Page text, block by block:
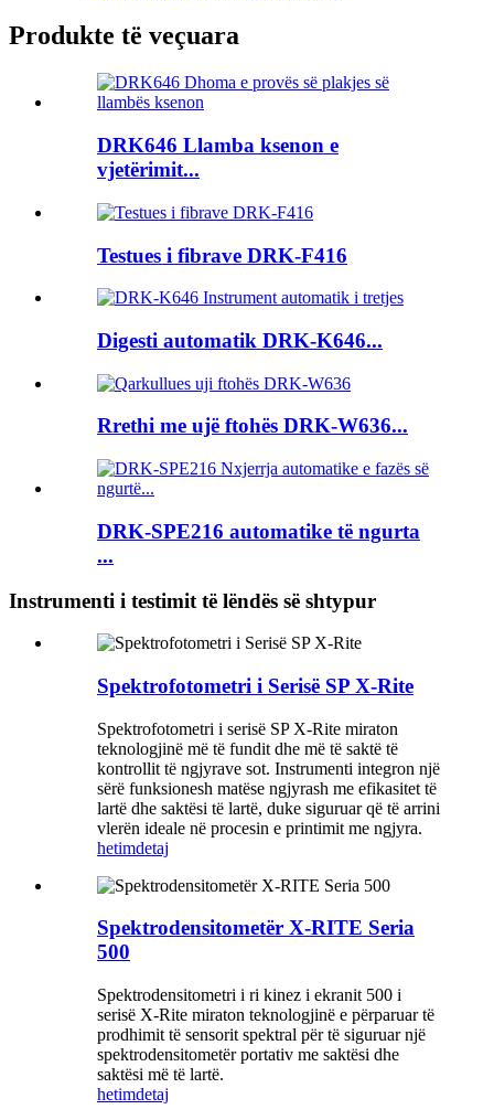
Produkte të veçuara
DRK646 Llamba ksenon e
vjetërimit...
Testues i fibrave DRK-F416
Digesti automatik DRK-K646...
Rrethi me ujë ftohës DRK-W636...
DRK-SPE216 automatike të ngurta
...
Instrumenti i testimit të lëndës së shtypur
Spektrofotometri i Serisë SP X-Rite
Spektrofotometri i serisë SP X-Rite miraton
teknologjinë më të fundit dhe më të saktë të
kontrollit të ngjyrave sot. Instrumenti integron një
sërë funksionesh matëse ngjyrash me efikasitet të
lartë dhe saktësi të lartë, duke siguruar që të arrini
vlerën ideale në procesin e printimit me ngjyra.
hetimdetaj
Spektrodensitometër X-RITE Seria
500
Spektrodensitometri i ri kinez i ekranit 500 i
serisë X-Rite miraton teknologjinë e përparuar të
prodhimit të sensorit spektral për të siguruar një
spektrodensitometër portativ me saktësi dhe
saktësi më të lartë.
hetimdetaj